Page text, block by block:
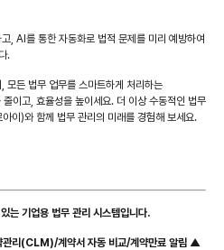
, AI를 통한 자동화로 법적 문제를 미리 예방하여
.
모든 법무 업무를 스마트하게 처리하는
이고, 효율성을 높이세요. 더 이상 수동적인 법무
이)와 함께 법무 관리의 미래를 경험해 보세요.
는 기업용 법무 관리 시스템입니다.
관리(CLM)/계약서 자동 비교/계약만료 알림 ▲